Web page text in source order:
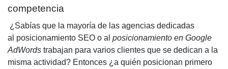
competencia
¿Sabías que la mayoría de las agencias dedicadas
al posicionamiento SEO o al posicionamiento en Google
AdWords trabajan para varios clientes que se dedican a la
misma actividad? Entonces ¿a quién posicionan primero